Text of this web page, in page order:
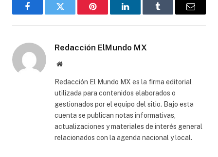
FacebookGorjeo Pinterest LinkedInTumblr
Correo
Redacción ElMundo MX
Sitio
Redacción El Mundo MX es la firma editorial
utilizada para contenidos elaborados o
gestionados por el equipo del sitio. Bajo esta
cuenta se publican notas informativas,
actualizaciones y materiales de interés general
relacionados con la agenda nacional y local.